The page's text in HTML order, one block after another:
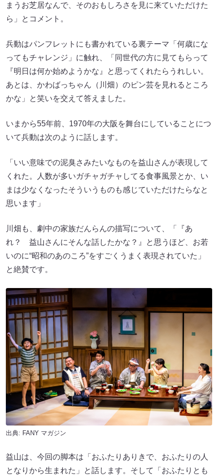
まうお芝居なんで、そのおもしろさを見に来ていただけた
ら」とコメント。
兵動はパンフレットにも書かれている裏テーマ「何歳にな
ってもチャレンジ」に触れ、「同世代の方に見てもらって
『明日は何か始めようかな』と思ってくれたらうれしい。
あとは、かわばっちゃん（川畑）のピン芸を見れるところ
かな」と笑いを交えて答えました。
いまから55年前、1970年の大阪を舞台にしていることにつ
いて兵動は次のように話します。
「いい意味での泥臭さみたいなものを益山さんが表現して
くれた。人数が多いガチャガチャしてる食事風景とか、い
まは少なくなったそういうものも感じていただけたらなと
思います」
川畑も、劇中の家族だんらんの描写について、「『あ
れ？ 益山さんにそんな話したかな？』と思うほど、お若
いのに“昭和のあのころ”をすごくうまく表現されていた」
と絶賛です。
出典: FANY マガジン
益山は、今回の脚本は「おふたりありきで、おふたりの人
となりから生まれた」と話します。そして「おふたりとも